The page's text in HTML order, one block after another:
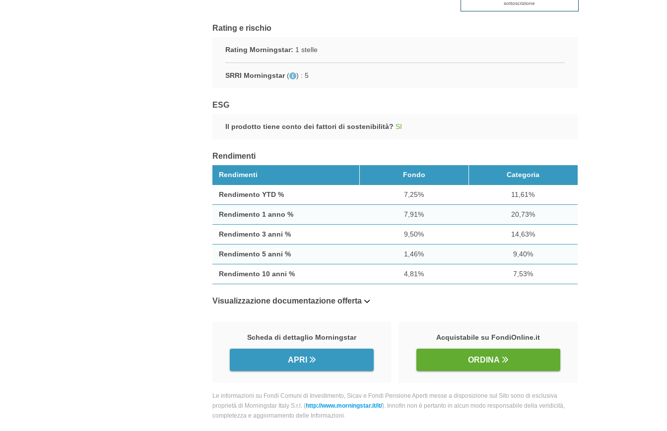
sottoscrizione
Rating e rischio
Rating Morningstar: 1 stelle
SRRI Morningstar ( ) : 5
ESG
Il prodotto tiene conto dei fattori di sostenibilità? SI
Rendimenti
Rendimenti Fondo Categoria
Rendimento YTD % 7,25% 11,61%
Rendimento 1 anno % 7,91% 20,73%
Rendimento 3 anni % 9,50% 14,63%
Rendimento 5 anni % 1,46% 9,40%
Rendimento 10 anni % 4,81% 7,53%
Visualizzazione documentazione offerta
Scheda di dettaglio Morningstar
APRI
Acquistabile su FondiOnline.it
ORDINA
Le informazioni su Fondi Comuni di Investimento, Sicav e Fondi Pensione Aperti messe a disposizione sul Sito sono di esclusiva
proprietà di Morningstar Italy S.r.l. (http://www.morningstar.it/it/). Innofin non è pertanto in alcun modo responsabile della veridicità,
completezza e aggiornamento delle Informazioni.